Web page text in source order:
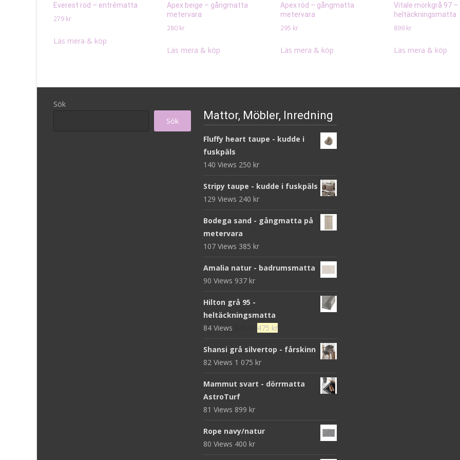
Everest röd – entrématta
279 kr
Läs mera & köp
Apex beige – gångmatta
metervara
280 kr
Läs mera & köp
Apex röd – gångmatta
metervara
295 kr
Läs mera & köp
Vitale mörkgrå 97 –
heltäckningsmatta
899 kr
Läs mera & köp
Sök
Sök
Mattor, Möbler, Inredning
Fluffy heart taupe - kudde i
fuskpäls
140 Views 250 kr
Stripy taupe - kudde i fuskpäls
129 Views 240 kr
Bodega sand - gångmatta på
metervara
107 Views 385 kr
Amalia natur - badrumsmatta
90 Views 937 kr
Hilton grå 95 -
heltäckningsmatta
84 Views
Det
priset
var:
475 krDet
priset
Shansi grå silvertop - fårskinn
82 Views 1 075 kr
Mammut svart - dörrmatta
AstroTurf
81 Views 899 kr
Rope navy/natur
80 Views 400 kr